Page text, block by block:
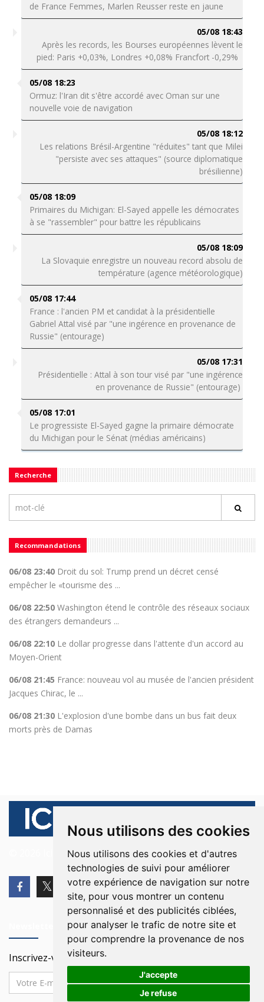
Nous utilisons des cookies
Nous utilisons des cookies et d'autres
technologies de suivi pour améliorer
votre expérience de navigation sur notre
site, pour vous montrer un contenu
personnalisé et des publicités ciblées,
pour analyser le trafic de notre site et
pour comprendre la provenance de nos
visiteurs.
J'accepte
Je refuse
de France Femmes, Marlen Reusser reste en jaune
05/08 18:43
Après les records, les Bourses européennes lèvent le
pied: Paris +0,03%, Londres +0,08% Francfort -0,29%
05/08 18:23
Ormuz: l'Iran dit s'être accordé avec Oman sur une
nouvelle voie de navigation
05/08 18:12
Les relations Brésil-Argentine "réduites" tant que Milei
"persiste avec ses attaques" (source diplomatique
brésilienne)
05/08 18:09
Primaires du Michigan: El-Sayed appelle les démocrates
à se "rassembler" pour battre les républicains
05/08 18:09
La Slovaquie enregistre un nouveau record absolu de
température (agence météorologique)
05/08 17:44
France : l'ancien PM et candidat à la présidentielle
Gabriel Attal visé par "une ingérence en provenance de
Russie" (entourage)
05/08 17:31
Présidentielle : Attal à son tour visé par "une ingérence
en provenance de Russie" (entourage)
05/08 17:01
Le progressiste El-Sayed gagne la primaire démocrate
du Michigan pour le Sénat (médias américains)
Recherche
Recommandations
06/08 23:40 Droit du sol: Trump prend un décret censé
empêcher le «tourisme des ...
06/08 22:50 Washington étend le contrôle des réseaux sociaux
des étrangers demandeurs ...
06/08 22:10 Le dollar progresse dans l'attente d'un accord au
Moyen-Orient
06/08 21:45 France: nouveau vol au musée de l'ancien président
Jacques Chirac, le ...
06/08 21:30 L'explosion d'une bombe dans un bus fait deux
morts près de Damas
© 2026 Ici Beyrouth. Tous les droits sont réservés.
Inscrivez-vous à notre Newsletter